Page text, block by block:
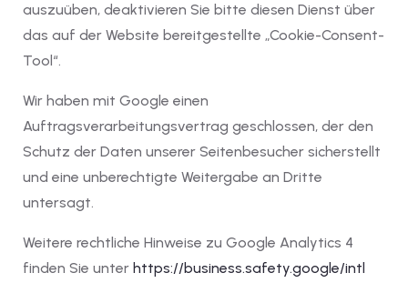
auszuüben, deaktivieren Sie bitte diesen Dienst über
das auf der Website bereitgestellte „Cookie-Consent-
Tool“.
Wir haben mit Google einen
Auftragsverarbeitungsvertrag geschlossen, der den
Schutz der Daten unserer Seitenbesucher sicherstellt
und eine unberechtigte Weitergabe an Dritte
untersagt.
Weitere rechtliche Hinweise zu Google Analytics 4
finden Sie unter https://business.safety.google/intl